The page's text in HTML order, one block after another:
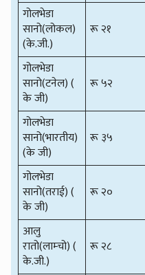
गोलभेडा
सानो(लोकल)
(के.जी.)
रू २१
गोलभेडा
सानो(टनेल) (
के जी)
रू ५२
गोलभेडा
सानो(भारतीय)
(के जी)
रू ३५
गोलभेडा
सानो(तराई) (
के जी)
रू २०
आलु
रातो(लाम्चो) (
के.जी.)
रू २८